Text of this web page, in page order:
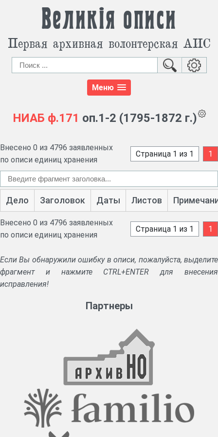
Великія описи
Первая архивная волонтерская АИС
Меню
НИАБ ф.171 оп.1-2 (1795-1872 г.)
Внесено 0 из 4796 заявленных
по описи единиц хранения
Страница 1 из 1 1
Дело Заголовок Даты Листов
Внесено 0 из 4796 заявленных
по описи единиц хранения
Страница 1 из 1 1
Если Вы обнаружили ошибку в описи, пожалуйста, выделите
фрагмент и нажмите CTRL+ENTER для внесения
исправления!
Партнеры